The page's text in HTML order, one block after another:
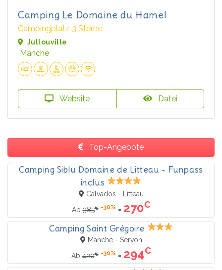
Camping Le Domaine du Hamel
Campingplatz 3 Sterne
Jullouville
Manche
Website Datei
Top-Angebote
Camping Siblu Domaine de Litteau - Funpass
inclus
Calvados - Litteau
Ab385€ -30% = 270€
Camping Saint Grégoire
Manche - Servon
Ab420€ -30% = 294€